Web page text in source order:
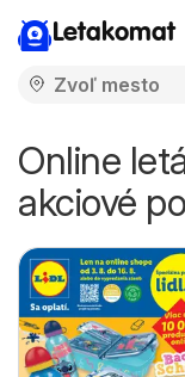
Letakomat
Online
akciové